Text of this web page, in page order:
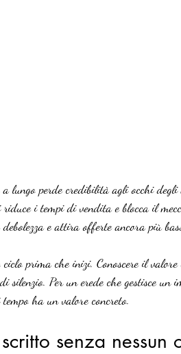
lungo perde credibilità agli occhi
i tempi di vendita e blocca il
e attira offerte ancora più
prima che inizi. Conoscere il
silenzio. Per un erede che gestisce un
ha un valore concreto.
senza nessun